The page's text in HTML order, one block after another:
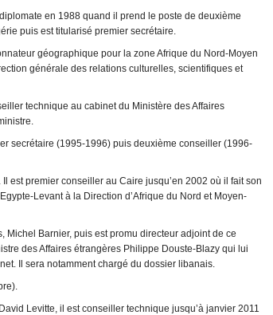
en 1988 quand il prend le poste de deuxième
puis est titularisé premier secrétaire.
géographique pour la zone Afrique du Nord-Moyen
générale des relations culturelles, scientifiques et
technique au cabinet du Ministère des Affaires
secrétaire (1995-1996) puis deuxième conseiller (1996-
est premier conseiller au Caire jusqu’en 2002 où il fait son
Levant à la Direction d’Afrique du Nord et Moyen-
Michel Barnier, puis est promu directeur adjoint de ce
des Affaires étrangères Philippe Douste-Blazy qui lui
Il sera notamment chargé du dossier libanais.
Levitte, il est conseiller technique jusqu’à janvier 2011